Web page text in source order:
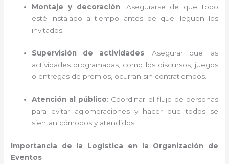
Montaje y decoración: Asegurarse de que todo
esté instalado a tiempo antes de que lleguen los
invitados.
Supervisión de actividades: Asegurar que las
actividades programadas, como los discursos, juegos
o entregas de premios, ocurran sin contratiempos.
Atención al público: Coordinar el flujo de personas
para evitar aglomeraciones y hacer que todos se
sientan cómodos y atendidos.
Importancia de la Logística en la Organización de
Eventos